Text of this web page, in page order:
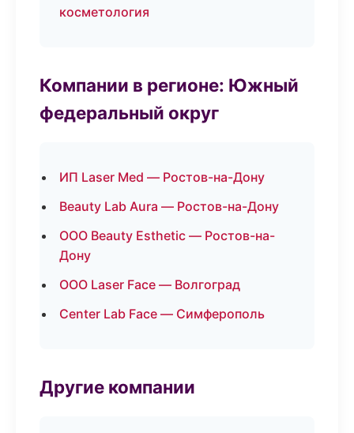
косметология
Компании в регионе: Южный
федеральный округ
ИП Laser Med — Ростов-на-Дону
Beauty Lab Aura — Ростов-на-Дону
ООО Beauty Esthetic — Ростов-на-
Дону
ООО Laser Face — Волгоград
Center Lab Face — Симферополь
Другие компании